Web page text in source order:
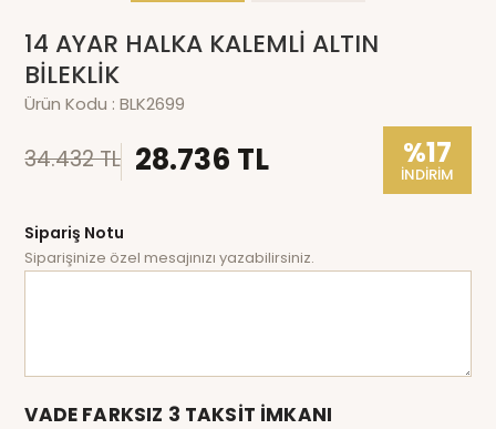
14 AYAR HALKA KALEMLİ ALTIN
BİLEKLİK
Ürün Kodu :BLK2699
34.432 TL 28.736 TL %17
İNDİRİM
Sipariş Notu
Siparişinize özel mesajınızı yazabilirsiniz.
VADE FARKSIZ 3 TAKSİT İMKANI